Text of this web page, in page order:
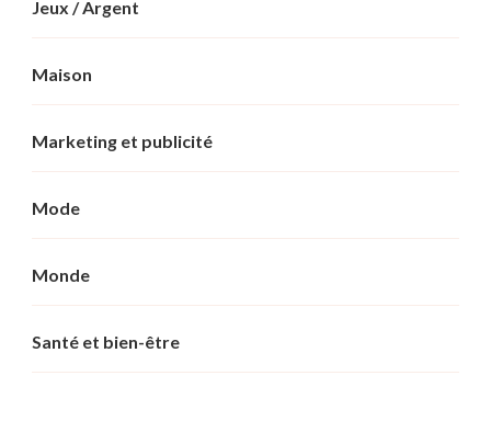
Jeux / Argent
Maison
Marketing et publicité
Mode
Monde
Santé et bien-être